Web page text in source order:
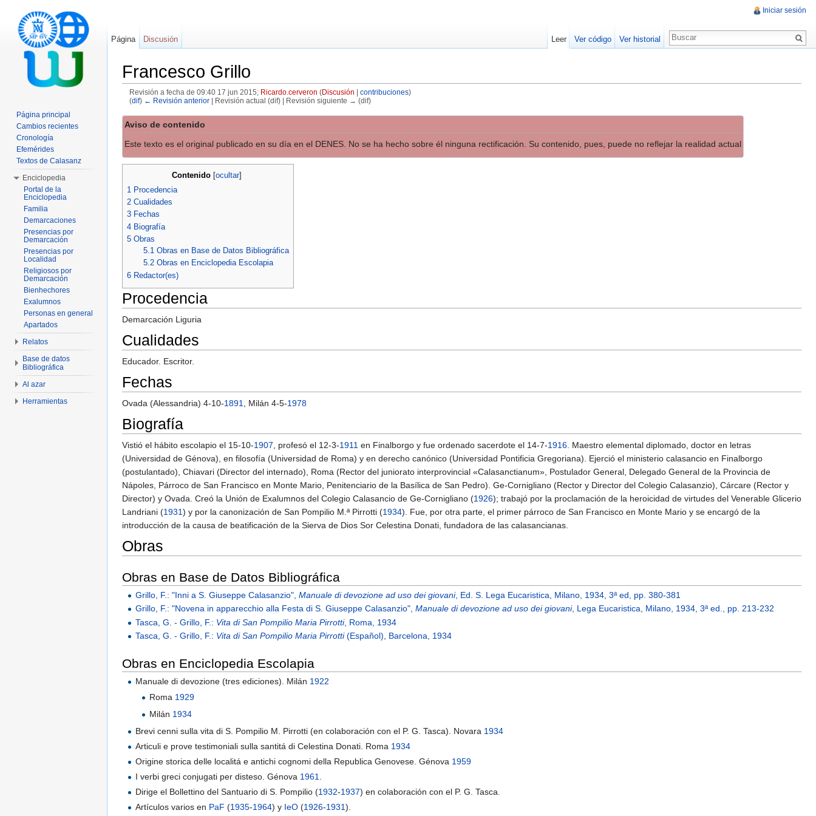
Francesco Grillo
Revisión a fecha de 09:40 17 jun 2015; Ricardo.cerveron (Discusión contribuciones)
(dif) ← Revisión anterior| Revisión actual (dif) | Revisión siguiente → (dif)
Aviso de contenido
Este texto es el original publicado en su día en el DENES. No se ha hecho sobre él ninguna rectificación. Su contenido, pues, puede no reflejar la realidad actual
Contenido [ocultar]
1 Procedencia
2 Cualidades
3 Fechas
4 Biografía
5 Obras
5.1 Obras en Base de Datos Bibliográfica
5.2 Obras en Enciclopedia Escolapia
6 Redactor(es)
Procedencia
Demarcación Liguria
Cualidades
Educador. Escritor.
Fechas
Ovada (Alessandria) 4-10-1891 , Milán 4-5-1978
Biografía
Vistió el hábito escolapio el 15-10-1907 , profesó el 12-3-1911 en Finalborgo y fue ordenado sacerdote el 14-7-1916 . Maestro elemental diplomado, doctor en letras
(Universidad de Génova), en filosofía (Universidad de Roma) y en derecho canónico (Universidad Pontificia Gregoriana). Ejerció el ministerio calasancio en Finalborgo
(postulantado), Chiavari (Director del internado), Roma (Rector del juniorato interprovincial «Calasanctianum», Postulador General, Delegado General de la Provincia de
Nápoles, Párroco de San Francisco en Monte Mario, Penitenciario de la Basílica de San Pedro). Ge-Cornigliano (Rector y Director del Colegio Calasanzio), Cárcare (Rector y
Director) y Ovada. Creó la Unión de Exalumnos del Colegio Calasancio de Ge-Cornigliano (1926); trabajó por la proclamación de la heroicidad de virtudes del Venerable Glicerio
Landriani (1931) y por la canonización de San Pompilio M.ª Pirrotti (1934). Fue, por otra parte, el primer párroco de San Francisco en Monte Mario y se encargó de la
introducción de la causa de beatificación de la Sierva de Dios Sor Celestina Donati, fundadora de las calasancianas.
Obras
Obras en Base de Datos Bibliográfica
Grillo, F.: "Inni a S. Giuseppe Calasanzio",Manuale di devozione ad uso dei giovani, Ed. S. Lega Eucaristica, Milano, 1934, 3ª ed, pp. 380-381
Grillo, F.: "Novena in apparecchio alla Festa di S. Giuseppe Calasanzio",Manuale di devozione ad uso dei giovani, Lega Eucaristica, Milano, 1934, 3ª ed., pp. 213-232
Tasca, G. - Grillo, F.: Vita di San Pompilio Maria Pirrotti, Roma, 1934
Tasca, G. - Grillo, F.: Vita di San Pompilio Maria Pirrotti(Español), Barcelona, 1934
Obras en Enciclopedia Escolapia
Manuale di devozione (tres ediciones). Milán 1922
Roma 1929
Milán 1934
Brevi cenni sulla vita di S. Pompilio M. Pirrotti (en colaboración con el P. G. Tasca). Novara 1934
Articuli e prove testimoniali sulla santitá di Celestina Donati. Roma 1934
Origine storica delle localitá e antichi cognomi della Republica Genovese. Génova 1959
I verbi greci conjugati per disteso. Génova 1961
Dirige el Bollettino del Santuario di S. Pompilio (1932-1937) en colaboración con el P. G. Tasca.
Artículos varios en PaF (1935-1964) y IeO (1926-1931).
Iniciar sesión
Página Discusión Leer Ver código Ver historial
Página principal
Cambios recientes
Cronología
Efemérides
Textos de Calasanz
Enciclopedia
Portal de la
Enciclopedia
Familia
Demarcaciones
Presencias por
Demarcación
Presencias por
Localidad
Religiosos por
Demarcación
Bienhechores
Exalumnos
Personas en general
Apartados
Relatos
Base de datos
Bibliográfica
Al azar
Herramientas